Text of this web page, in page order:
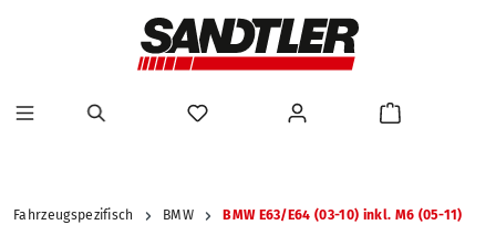
Fahrzeugspezifisch BMW BMW E63/E64 (03-10) inkl. M6 (05-11)